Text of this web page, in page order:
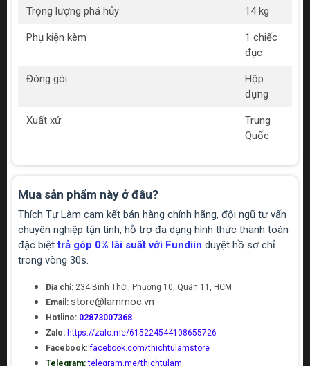
Trọng lượng phá hủy 14 kg
Phụ kiện kèm
1 chiếc
đục
Đóng gói
Hộp
đựng
Xuất xứ
Trung
Quốc
Mua sản phẩm này ở đâu?
Thích Tự Làm cam kết bán hàng chính hãng, đội ngũ tư vấn
chuyên nghiệp tận tình, hỗ trợ đa dạng hình thức thanh toán
đặc biệttrả góp 0% lãi suất với Fundiin duyệt hồ sơ chỉ
trong vòng 30s.
Địa chỉ: 234 Bình Thới, Phường 10, Quận 11, HCM
Email: store@lammoc.vn
Hotline: 02873007368
Zalo: https://zalo.me/615224544108655726
Facebook:facebook.com/thichtulamstore
Telegram: telegram.me/thichtulam